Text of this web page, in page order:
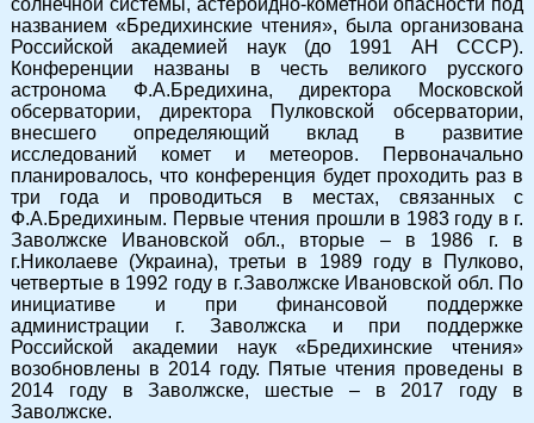
солнечной системы, астероидно-кометной опасности под
названием «Бредихинские чтения», была организована
Российской академией наук (до 1991 АН СССР).
Конференции названы в честь великого русского
астронома Ф.А.Бредихина, директора Московской
обсерватории, директора Пулковской обсерватории,
внесшего определяющий вклад в развитие
исследований комет и метеоров. Первоначально
планировалось, что конференция будет проходить раз в
три года и проводиться в местах, связанных с
Ф.А.Бредихиным. Первые чтения прошли в 1983 году в г.
Заволжске Ивановской обл., вторые – в 1986 г. в
г.Николаеве (Украина), третьи в 1989 году в Пулково,
четвертые в 1992 году в г.Заволжске Ивановской обл. По
инициативе и при финансовой поддержке
администрации г. Заволжска и при поддержке
Российской академии наук «Бредихинские чтения»
возобновлены в 2014 году. Пятые чтения проведены в
2014 году в Заволжске, шестые – в 2017 году в
Заволжске.